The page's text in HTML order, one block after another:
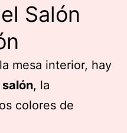
Salón
mesa interior, hay
salón, la
colores de